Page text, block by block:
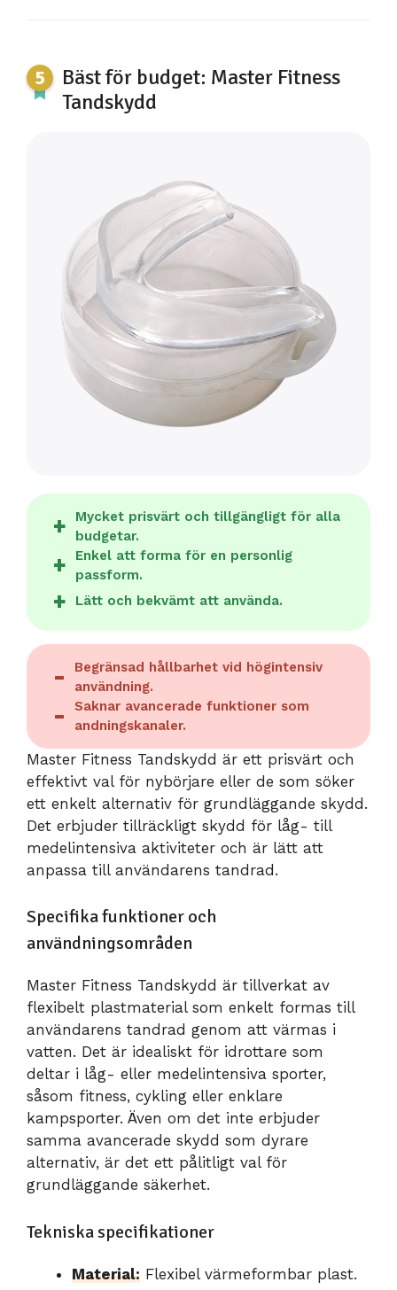
Bäst för budget: Master Fitness
Tandskydd
Mycket prisvärt och tillgängligt för alla
budgetar.
Enkel att forma för en personlig
passform.
Lätt och bekvämt att använda.
Begränsad hållbarhet vid högintensiv
användning.
Saknar avancerade funktioner som
andningskanaler.
Master Fitness Tandskydd är ett prisvärt och
effektivt val för nybörjare eller de som söker
ett enkelt alternativ för grundläggande skydd.
Det erbjuder tillräckligt skydd för låg- till
medelintensiva aktiviteter och är lätt att
anpassa till användarens tandrad.
Specifika funktioner och
användningsområden
Master Fitness Tandskydd är tillverkat av
flexibelt plastmaterial som enkelt formas till
användarens tandrad genom att värmas i
vatten. Det är idealiskt för idrottare som
deltar i låg- eller medelintensiva sporter,
såsom fitness, cykling eller enklare
kampsporter. Även om det inte erbjuder
samma avancerade skydd som dyrare
alternativ, är det ett pålitligt val för
grundläggande säkerhet.
Tekniska specifikationer
Material: Flexibel värmeformbar plast.